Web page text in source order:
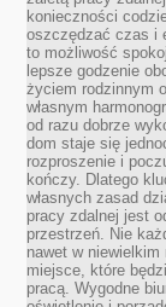
konieczności
oszczędzać czas i
to możliwość
lepsze godzenie
życiem rodzinnym
własnym
od razu dobrze
dom staje się
rozproszenie i
kończy. Dlatego
własnych zasad
pracy zdalnej jest
przestrzeń. Nie
nawet w
miejsce, które
pracą. Wygodne